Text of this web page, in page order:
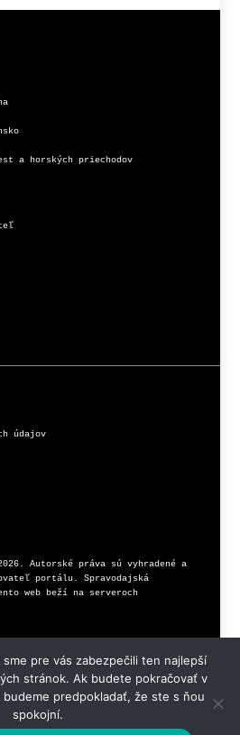
a horských priechodov
údajov
Autorské práva sú vyhradené a
portálu. Spravodajská
web beží na serveroch
sme pre vás zabezpečili ten najlepší
stránok. Ak budete pokračovať v
predpokladať, že ste s ňou
spokojní.